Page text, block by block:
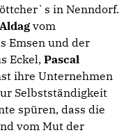
in Nenndorf.
vom
Emsen und der
Eckel, Pascal
ihre Unternehmen
Selbstständigkeit
spüren, dass die
vom Mut der